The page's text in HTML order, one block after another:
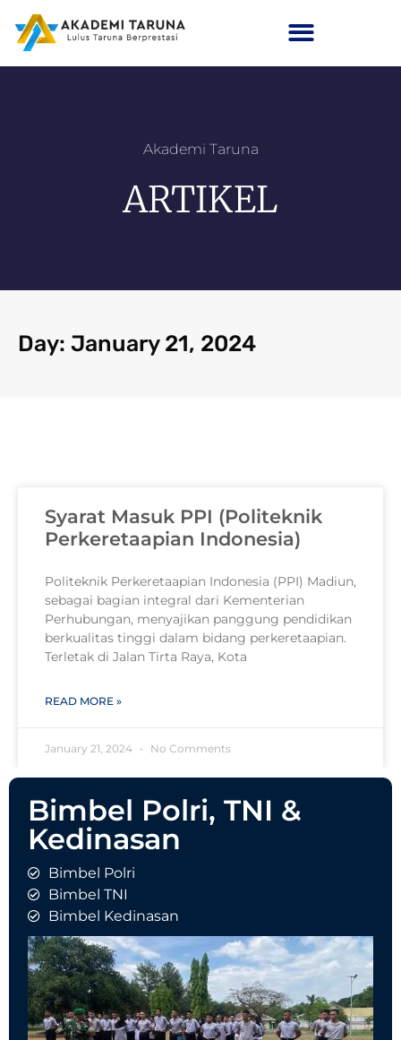
Akademi Taruna
ARTIKEL
Day: January 21, 2024
Syarat Masuk PPI (Politeknik
Perkeretaapian Indonesia)
Politeknik Perkeretaapian Indonesia (PPI) Madiun,
sebagai bagian integral dari Kementerian
Perhubungan, menyajikan panggung pendidikan
berkualitas tinggi dalam bidang perkeretaapian.
Terletak di Jalan Tirta Raya, Kota
READ MORE »
January 21, 2024 No Comments
Bimbel Polri, TNI &
Kedinasan
Bimbel Polri
Bimbel TNI
Bimbel Kedinasan